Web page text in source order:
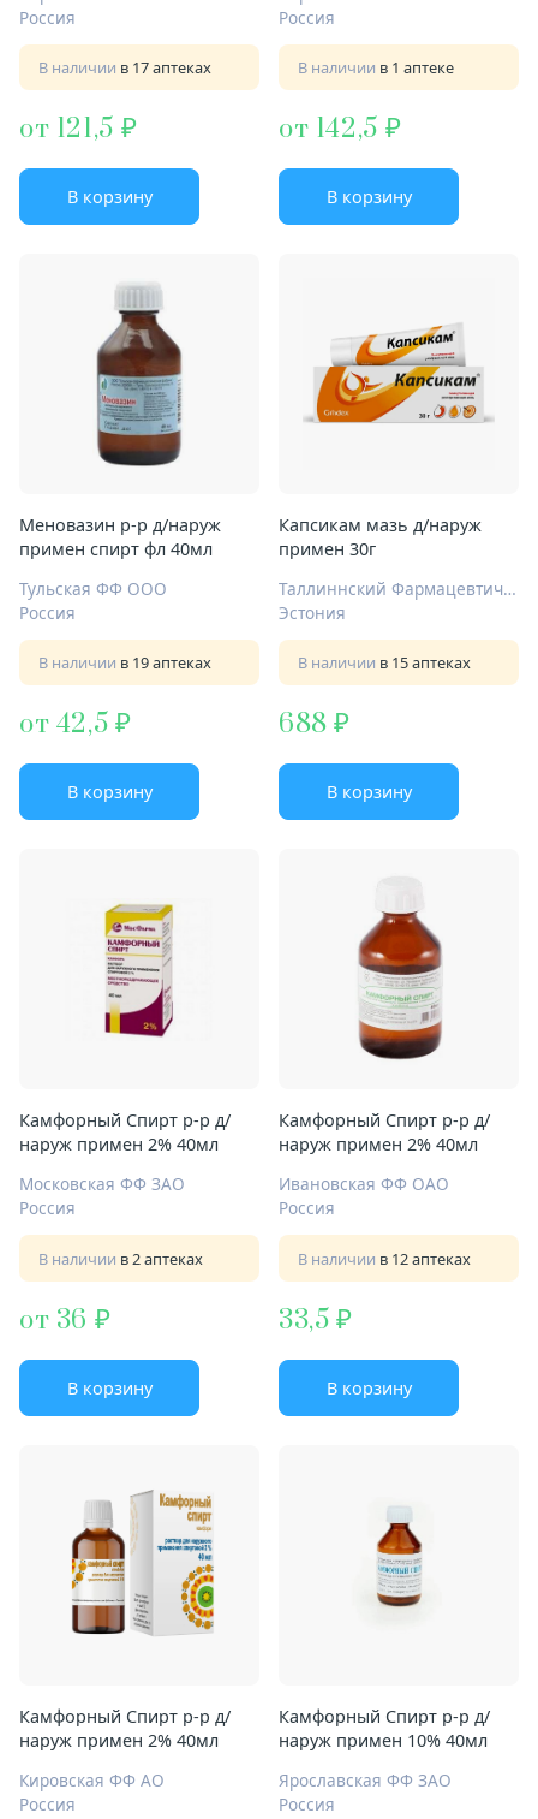
Россия
В наличии в 17 аптеках
от 121,5
В корзину
Россия
В наличии в 1 аптеке
от 142,5
В корзину
Меновазин р-р д/наруж
примен спирт фл 40мл
Тульская ФФ ООО
Россия
В наличии в 19 аптеках
от 42,5
В корзину
Капсикам мазь д/наруж
примен 30г
Таллиннский Фармацевтический Завод АО
Эстония
В наличии в 15 аптеках
688
В корзину
Камфорный Спирт р-р д/
наруж примен 2% 40мл
Московская ФФ ЗАО
Россия
В наличии в 2 аптеках
от 36
В корзину
Камфорный Спирт р-р д/
наруж примен 2% 40мл
Ивановская ФФ ОАО
Россия
В наличии в 12 аптеках
33,5
В корзину
Камфорный Спирт р-р д/
наруж примен 2% 40мл
Кировская ФФ АО
Россия
Камфорный Спирт р-р д/
наруж примен 10% 40мл
Ярославская ФФ ЗАО
Россия